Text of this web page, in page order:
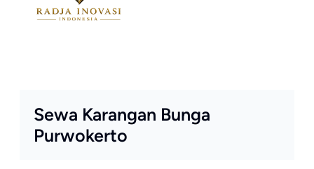
Sewa Karangan Bunga
Purwokerto